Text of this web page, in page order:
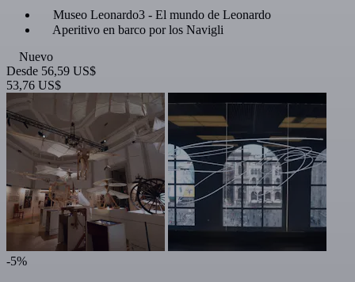
Museo Leonardo3 - El mundo de Leonardo
Aperitivo en barco por los Navigli
Nuevo
Desde 56,59 US$
53,76 US$
-5%